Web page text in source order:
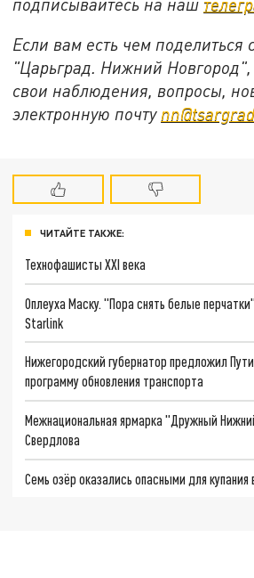
Если вам есть чем поделиться
"Царьград. Нижний
свои наблюдения, вопросы,
электронную почту
ЧИТАЙТЕ ТАКЖЕ:
Технофашисты XXI века
Оплеуха Маску. "Пора снять белые
Starlink
Нижегородский губернатор предложил
программу обновления транспорта
Межнациональная ярмарка "Дружный
Свердлова
Семь озёр оказались опасными для